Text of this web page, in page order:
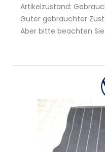
Artikelzustand:
Guter gebrauchter
Aber bitte beachten